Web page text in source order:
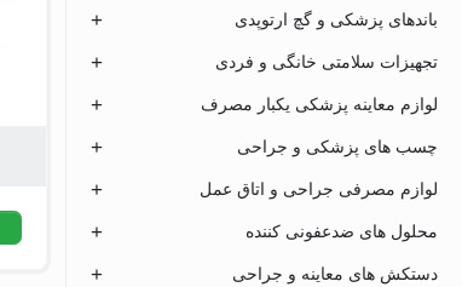
باندهای پزشکی و گچ ارتوپدی
تجهیزات سلامتی خانگی و فردی
لوازم معاینه پزشکی یکبار مصرف
چسب های پزشکی و جراحی
لوازم مصرفی جراحی و اتاق عمل
محلول های ضدعفونی کننده
دستکش های معاینه و جراحی